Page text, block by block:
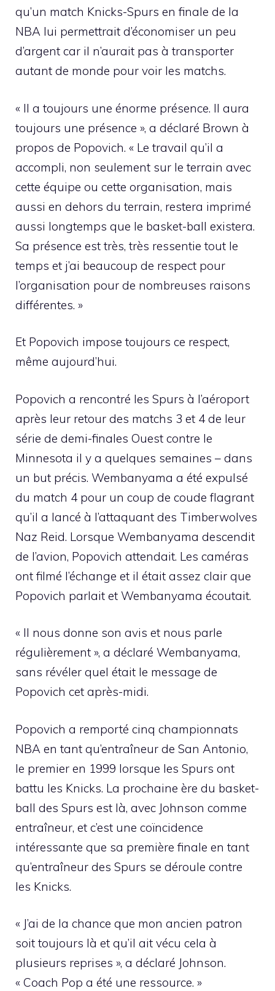
qu’un match Knicks-Spurs en finale de la
NBA lui permettrait d’économiser un peu
d’argent car il n’aurait pas à transporter
autant de monde pour voir les matchs.
« Il a toujours une énorme présence. Il aura
toujours une présence », a déclaré Brown à
propos de Popovich. « Le travail qu’il a
accompli, non seulement sur le terrain avec
cette équipe ou cette organisation, mais
aussi en dehors du terrain, restera imprimé
aussi longtemps que le basket-ball existera.
Sa présence est très, très ressentie tout le
temps et j’ai beaucoup de respect pour
l’organisation pour de nombreuses raisons
différentes. »
Et Popovich impose toujours ce respect,
même aujourd’hui.
Popovich a rencontré les Spurs à l’aéroport
après leur retour des matchs 3 et 4 de leur
série de demi-finales Ouest contre le
Minnesota il y a quelques semaines – dans
un but précis. Wembanyama a été expulsé
du match 4 pour un coup de coude flagrant
qu’il a lancé à l’attaquant des Timberwolves
Naz Reid. Lorsque Wembanyama descendit
de l’avion, Popovich attendait. Les caméras
ont filmé l’échange et il était assez clair que
Popovich parlait et Wembanyama écoutait.
« Il nous donne son avis et nous parle
régulièrement », a déclaré Wembanyama,
sans révéler quel était le message de
Popovich cet après-midi.
Popovich a remporté cinq championnats
NBA en tant qu’entraîneur de San Antonio,
le premier en 1999 lorsque les Spurs ont
battu les Knicks. La prochaine ère du basket-
ball des Spurs est là, avec Johnson comme
entraîneur, et c’est une coïncidence
intéressante que sa première finale en tant
qu’entraîneur des Spurs se déroule contre
les Knicks.
« J’ai de la chance que mon ancien patron
soit toujours là et qu’il ait vécu cela à
plusieurs reprises », a déclaré Johnson.
« Coach Pop a été une ressource. »